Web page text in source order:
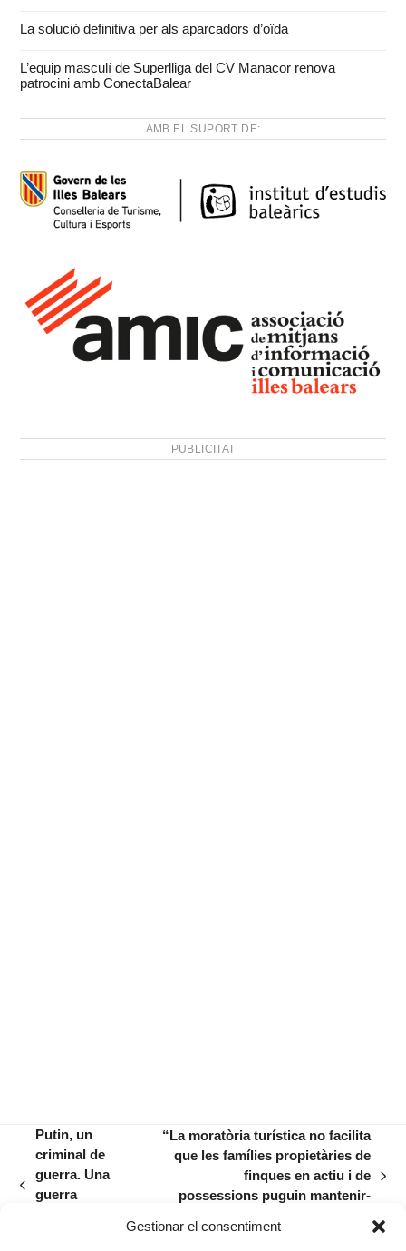
Gestionar el consentiment
La solució definitiva per als aparcadors d’oïda
L’equip masculí de Superlliga del CV Manacor renova
patrocini amb ConectaBalear
AMB EL SUPORT DE:
PUBLICITAT
previous
Putin, un
criminal de
guerra. Una
guerra
post:
“La moratòria turística no facilita
que les famílies propietàries de
finques en actiu i de
possessions puguin mantenir-